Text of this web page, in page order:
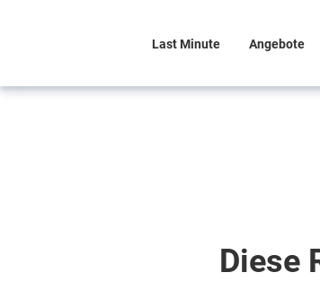
Last Minute Angebote
Diese